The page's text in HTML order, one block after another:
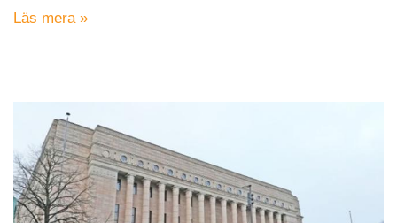
Läs mera »